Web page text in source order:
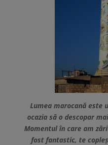
Lumea marocană este
ocazia să o descopar
Momentul în care am
fost fantastic, te